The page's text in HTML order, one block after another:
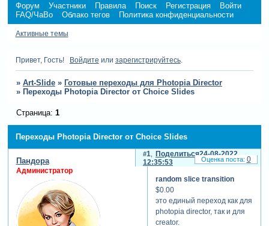
Форум Участники Правила Поиск Регистрация
Войти
FAQ/ЧаВо
Облако тегов Политика конфиденциальности
Активные темы
Привет, Гость! Войдите или зарегистрируйтесь.
» Art-Slide » Готовые переходы для Photopia Director
» Переходы Photopia Director от Choice Slides
Переходы Photopia Director от Choice Slides
Страница: 1
Поделиться
1
24-08-2022
12:35:53
Пандора
Администратор
random slice transition
$0.00
это единый переход как для
photopia director, так и для
creator.
0